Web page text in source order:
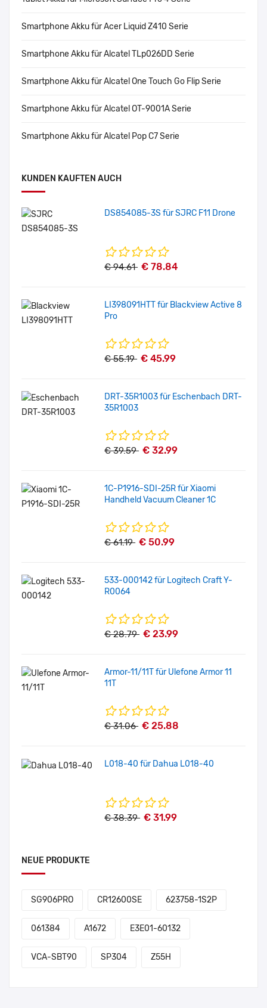
Smartphone Akku für Acer Liquid Z410 Serie
Smartphone Akku für Alcatel TLp026DD Serie
Smartphone Akku für Alcatel One Touch Go Flip Serie
Smartphone Akku für Alcatel OT-9001A Serie
Smartphone Akku für Alcatel Pop C7 Serie
KUNDEN KAUFTEN AUCH
DS854085-3S für SJRC F11 Drone
€ 94.61 € 78.84
LI398091HTT für Blackview Active 8
Pro
€ 55.19 € 45.99
DRT-35R1003 für Eschenbach DRT-
35R1003
€ 39.59 € 32.99
1C-P1916-SDI-25R für Xiaomi
Handheld Vacuum Cleaner 1C
€ 61.19 € 50.99
533-000142 für Logitech Craft Y-
R0064
€ 28.79 € 23.99
Armor-11/11T für Ulefone Armor 11
11T
€ 31.06 € 25.88
L018-40 für Dahua L018-40
€ 38.39 € 31.99
NEUE PRODUKTE
SG906PRO CR12600SE 623758-1S2P
061384 A1672 E3E01-60132
VCA-SBT90 SP304 Z55H